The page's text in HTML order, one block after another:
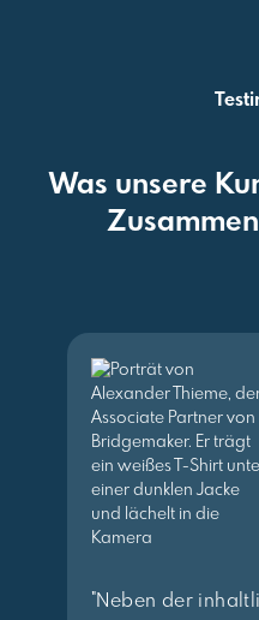
Was unsere
"Neben der